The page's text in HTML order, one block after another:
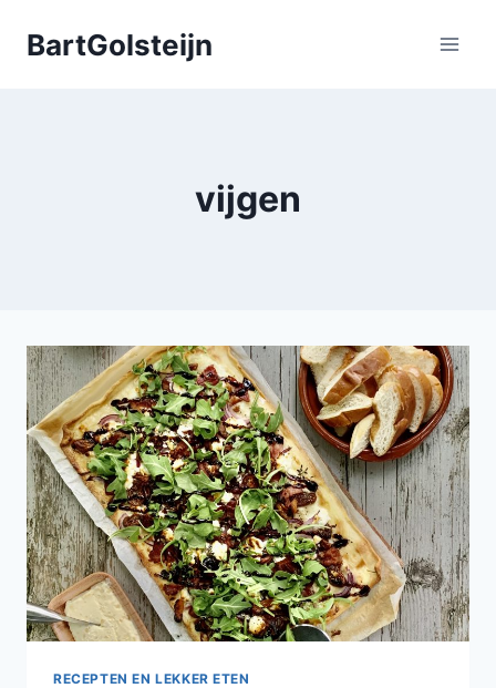
naarBartGolsteijn
vijgen
RECEPTEN EN LEKKER ETEN